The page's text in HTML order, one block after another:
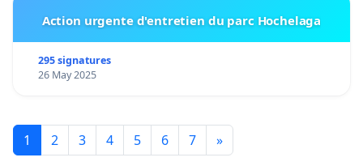
Action urgente d'entretien du parc Hochelaga
295 signatures
26 May 2025
1 2 3 4 5 6 7 »